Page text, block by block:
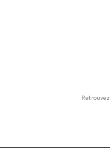
Retrouvez